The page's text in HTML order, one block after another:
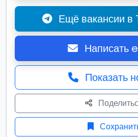
Ещё вакансии
Написать
Показать